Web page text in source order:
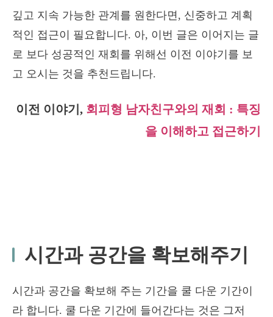
깊고 지속 가능한 관계를 원한다면, 신중하고 계획
적인 접근이 필요합니다. 아, 이번 글은 이어지는 글
로 보다 성공적인 재회를 위해선 이전 이야기를 보
고 오시는 것을 추천드립니다.
이전 이야기, 회피형 남자친구와의 재회 : 특징
을 이해하고 접근하기
시간과 공간을 확보해주기
시간과 공간을 확보해 주는 기간을 쿨 다운 기간이
라 합니다. 쿨 다운 기간에 들어간다는 것은 그저